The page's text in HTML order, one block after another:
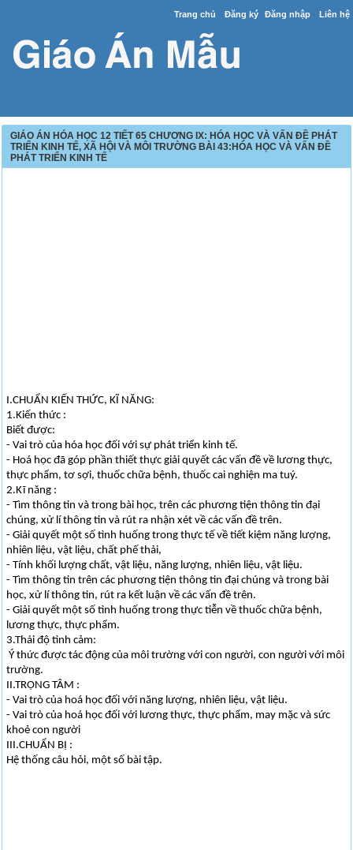
Trang chủ Đăng ký Đăng nhập Liên hệ
GIÁO ÁN HÓA HỌC 12 TIẾT 65 CHƯƠNG IX: HÓA HỌC VÀ VẤN ĐỀ PHÁT
TRIỂN KINH TẾ, XÃ HỘI VÀ MÔI TRƯỜNG BÀI 43:HÓA HỌC VÀ VẤN ĐỀ
PHÁT TRIỂN KINH TẾ
I.CHUẨN KIẾN THỨC, KĨ NĂNG:
1.Kiến thức :
Biết được:
- Vai trò của hóa học đối với sự phát triển kinh tế.
- Hoá học đã góp phần thiết thực giải quyết các vấn đề về lương thực,
thực phẩm, tơ sợi, thuốc chữa bệnh, thuốc cai nghiện ma tuý.
2.Kĩ năng :
- Tìm thông tin và trong bài học, trên các phương tiện thông tin đại
chúng, xử lí thông tin và rút ra nhận xét về các vấn đề trên.
- Giải quyết một số tình huống trong thực tế về tiết kiệm năng lượng,
nhiên liệu, vật liệu, chất phế thải,
- Tính khối lượng chất, vật liệu, năng lượng, nhiên liệu, vật liệu.
- Tìm thông tin trên các phương tiện thông tin đại chúng và trong bài
học, xử lí thông tin, rút ra kết luận về các vấn đề trên.
- Giải quyết một số tình huống trong thực tiễn về thuốc chữa bệnh,
lương thực, thực phẩm.
3.Thái độ tình cảm:
Ý thức được tác động của môi trường với con người, con người với môi
trường.
II.TRỌNG TÂM :
- Vai trò của hoá học đối với năng lượng, nhiên liệu, vật liệu.
- Vai trò của hoá học đối với lương thực, thực phẩm, may mặc và sức
khoẻ con người
III.CHUẨN BỊ :
Hệ thống câu hỏi, một số bài tập.